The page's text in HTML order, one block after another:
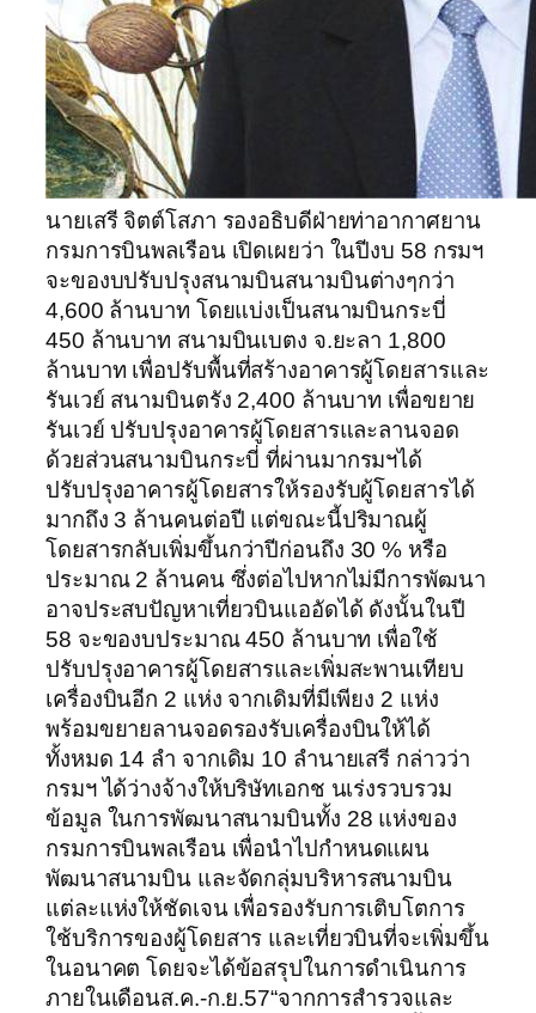
นายเสรี จิตต์โสภา รองอธิบดีฝ่ายท่าอากาศยาน
กรมการบินพลเรือน เปิดเผยว่า ในปีงบ 58 กรมฯ
จะของบปรับปรุงสนามบินสนามบินต่างๆกว่า
4,600 ล้านบาท โดยแบ่งเป็นสนามบินกระบี่
450 ล้านบาท สนามบินเบตง จ.ยะลา 1,800
ล้านบาท เพื่อปรับพื้นที่สร้างอาคารผู้โดยสารและ
รันเวย์ สนามบินตรัง 2,400 ล้านบาท เพื่อขยาย
รันเวย์ ปรับปรุงอาคารผู้โดยสารและลานจอด
ด้วยส่วนสนามบินกระบี่ ที่ผ่านมากรมฯได้
ปรับปรุงอาคารผู้โดยสารให้รองรับผู้โดยสารได้
มากถึง 3 ล้านคนต่อปี แต่ขณะนี้ปริมาณผู้
โดยสารกลับเพิ่มขึ้นกว่าปีก่อนถึง 30 % หรือ
ประมาณ 2 ล้านคน ซึ่งต่อไปหากไม่มีการพัฒนา
อาจประสบปัญหาเที่ยวบินแออัดได้ ดังนั้นในปี
58 จะของบประมาณ 450 ล้านบาท เพื่อใช้
ปรับปรุงอาคารผู้โดยสารและเพิ่มสะพานเทียบ
เครื่องบินอีก 2 แห่ง จากเดิมที่มีเพียง 2 แห่ง
พร้อมขยายลานจอดรองรับเครื่องบินให้ได้
ทั้งหมด 14 ลำ จากเดิม 10 ลำนายเสรี กล่าวว่า
กรมฯ ได้ว่างจ้างให้บริษัทเอกช นเร่งรวบรวม
ข้อมูล ในการพัฒนาสนามบินทั้ง 28 แห่งของ
กรมการบินพลเรือน เพื่อนำไปกำหนดแผน
พัฒนาสนามบิน และจัดกลุ่มบริหารสนามบิน
แต่ละแห่งให้ชัดเจน เพื่อรองรับการเติบโตการ
ใช้บริการของผู้โดยสาร และเที่ยวบินที่จะเพิ่มขึ้น
ในอนาคต โดยจะได้ข้อสรุปในการดำเนินการ
ภายในเดือนส.ค.-ก.ย.57“จากการสำรวจและ